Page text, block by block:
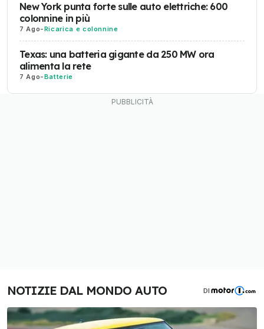
New York punta forte sulle auto elettriche: 600
colonnine in più
7 Ago-Ricarica e colonnine
Texas: una batteria gigante da 250 MW ora
alimenta la rete
7 Ago-Batterie
NOTIZIE DAL MONDO AUTO DI